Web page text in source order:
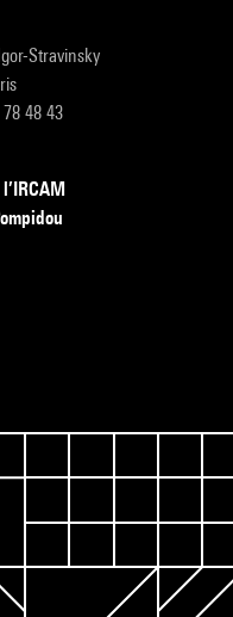
Stravinsky
48 43